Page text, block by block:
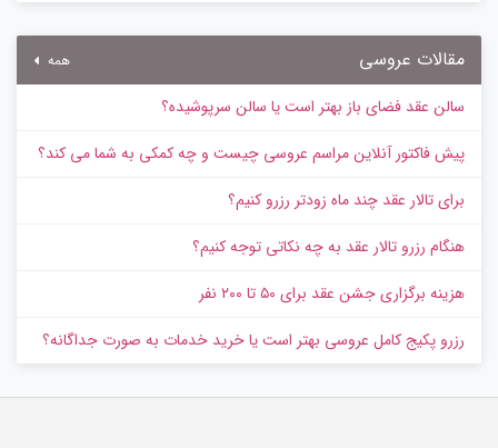
مقالات عروسی همه
سالن عقد فضای باز بهتر است یا سالن سرپوشیده؟
پیش‌ فاکتور آنلاین مراسم عروسی چیست و چه کمکی به شما می کند؟
برای تالار عقد چند ماه زودتر رزرو کنیم؟
هنگام رزرو تالار عقد به چه نکاتی توجه کنیم؟
هزینه برگزاری جشن عقد برای ۵۰ تا ۲۰۰ نفر
رزرو پکیج کامل عروسی بهتر است یا خرید خدمات به‌ صورت جداگانه؟